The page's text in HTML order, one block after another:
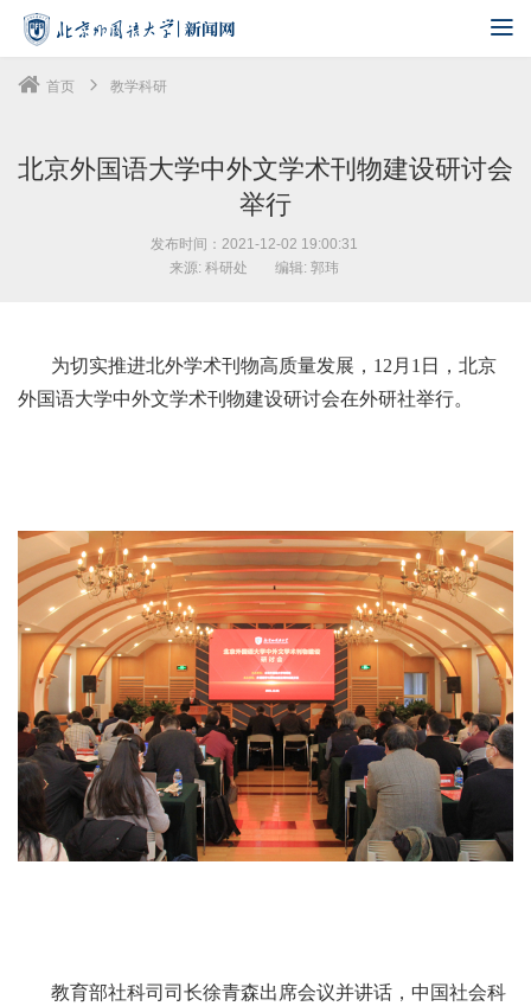
首页 教学科研
北京外国语大学中外文学术刊物建设研讨会
举行
发布时间：2021-12-02 19:00:31
来源: 科研处
编辑: 郭玮
为切实推进北外学术刊物高质量发展，12月1日，北京
外国语大学中外文学术刊物建设研讨会在外研社举行。
教育部社科司司长徐青森出席会议并讲话，中国社会科